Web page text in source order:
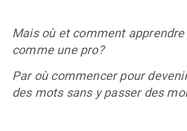
Mais où et comment
comme une pro?
Par où commencer pour
des mots sans y passer des